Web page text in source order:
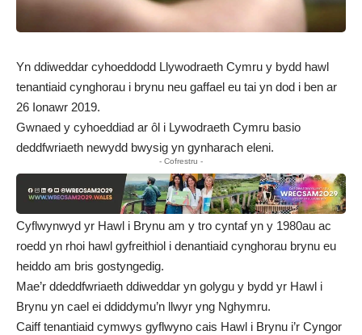
Yn ddiweddar cyhoeddodd Llywodraeth Cymru y bydd hawl
tenantiaid cynghorau i brynu neu gaffael eu tai yn dod i ben ar
26 Ionawr 2019.
Gwnaed y cyhoeddiad ar ôl i Lywodraeth Cymru basio
deddfwriaeth newydd bwysig yn gynharach eleni.
- Cofrestru -
Cyflwynwyd yr Hawl i Brynu am y tro cyntaf yn y 1980au ac
roedd yn rhoi hawl gyfreithiol i denantiaid cynghorau brynu eu
heiddo am bris gostyngedig.
Mae’r ddeddfwriaeth ddiweddar yn golygu y bydd yr Hawl i
Brynu yn cael ei ddiddymu’n llwyr yng Nghymru.
Caiff tenantiaid cymwys gyflwyno cais Hawl i Brynu i’r Cyngor